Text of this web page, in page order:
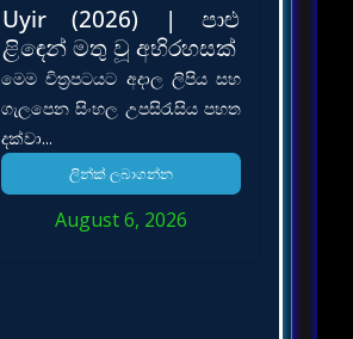
Uyir (2026) | පාළු
ළිඳෙන් මතු වූ අභිරහසක්
මෙම චිත්‍රපටයට අදාල ලිපිය සහ
ගැලපෙන සිංහල උපසිරැසිය පහත
දක්වා...
ලින්ක් ලබාගන්න
August 6, 2026